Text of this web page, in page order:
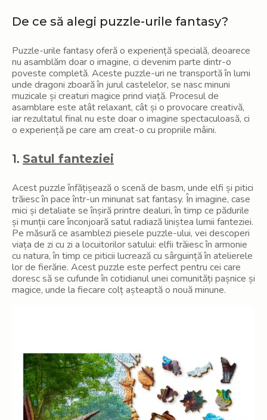
De ce să alegi puzzle-urile fantasy?
Puzzle-urile fantasy oferă o experiență specială, deoarece
nu asamblăm doar o imagine, ci devenim parte dintr-o
poveste completă. Aceste puzzle-uri ne transportă în lumi
unde dragoni zboară în jurul castelelor, se nasc minuni
muzicale și creaturi magice prind viață. Procesul de
asamblare este atât relaxant, cât și o provocare creativă,
iar rezultatul final nu este doar o imagine spectaculoasă, ci
o experiență pe care am creat-o cu propriile mâini.
1. Satul fanteziei
Acest puzzle înfățișează o scenă de basm, unde elfi și pitici
trăiesc în pace într-un minunat sat fantasy. În imagine, case
mici și detaliate se înșiră printre dealuri, în timp ce pădurile
și munții care înconjoară satul radiază liniștea lumii fanteziei.
Pe măsură ce asamblezi piesele puzzle-ului, vei descoperi
viața de zi cu zi a locuitorilor satului: elfii trăiesc în armonie
cu natura, în timp ce piticii lucrează cu sârguință în atelierele
lor de fierărie. Acest puzzle este perfect pentru cei care
doresc să se cufunde în cotidianul unei comunități pașnice și
magice, unde la fiecare colț așteaptă o nouă minune.